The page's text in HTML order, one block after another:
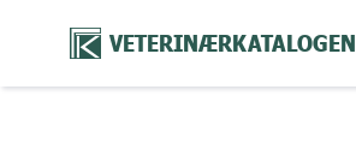
VETERINÆRKATALOGEN